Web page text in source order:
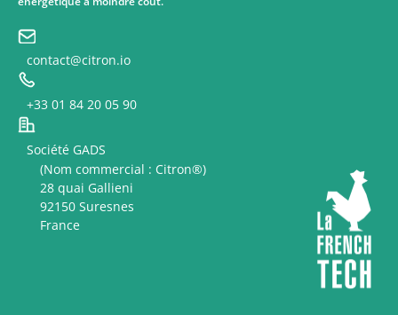
contact@citron.io
+33 01 84 20 05 90
Société GADS
(Nom commercial : Citron®)
28 quai Gallieni
92150 Suresnes
France